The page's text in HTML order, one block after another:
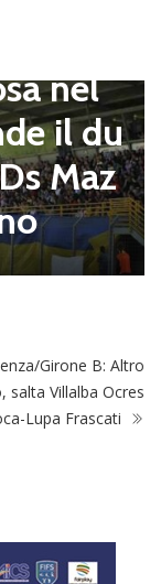
nel
il du
Maz
Girone B: Altro
salta Villalba Ocres
Lupa Frascati